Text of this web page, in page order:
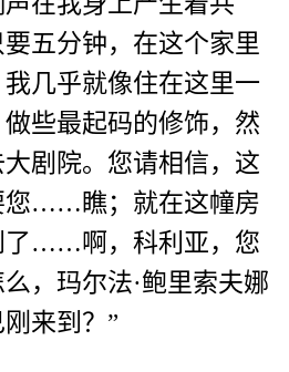
五分钟，在这个家里
几乎就像住在这里一
些最起码的修饰，然
剧院。您请相信，这
您……瞧；就在这幢房
了……啊，科利亚，您
，玛尔法·鲍里索夫娜
来到？”